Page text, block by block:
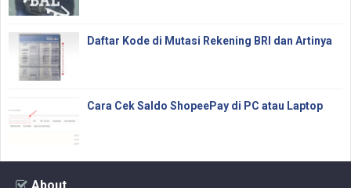
Daftar Kode di Mutasi Rekening BRI dan Artinya
Cara Cek Saldo ShopeePay di PC atau Laptop
About